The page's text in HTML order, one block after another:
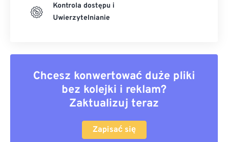
Kontrola dostępu i
Uwierzytelnianie
Chcesz konwertować duże pliki
bez kolejki i reklam?
Zaktualizuj teraz
Zapisać się